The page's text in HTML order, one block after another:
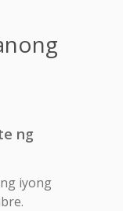
ng
iyong